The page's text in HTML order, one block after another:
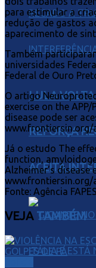
LULA
REFORÇA
ACEITA
para estimular a
redução de gastos
aparecimento de
Também
universidades
Federal de Ouro
O artigo
exercise on the APP/
disease pode ser
www.frontiersin.org/
Já o estudo The
function,
Alzheimer’s disease
www.frontiersin.org/
Fonte: Agência
VEJATAMBÉM